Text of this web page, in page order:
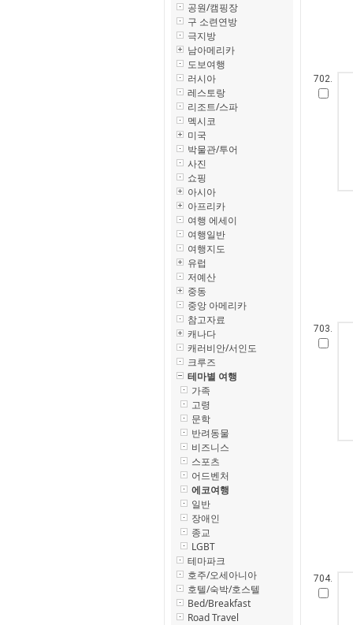
공원/캠핑장
구 소련연방
극지방
남아메리카
도보여행
러시아
레스토랑
리조트/스파
멕시코
미국
박물관/투어
사진
쇼핑
아시아
아프리카
여행 에세이
여행일반
여행지도
유럽
저예산
중동
중앙 아메리카
참고자료
캐나다
캐러비안/서인도
크루즈
테마별 여행
가족
고령
문학
반려동물
비즈니스
스포츠
어드벤처
에코여행
일반
장애인
종교
LGBT
테마파크
호주/오세아니아
호텔/숙박/호스텔
Bed/Breakfast
Road Travel
702.
703.
704.